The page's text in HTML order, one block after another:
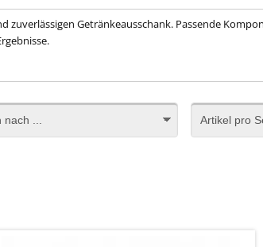
zuverlässigen Getränkeausschank. Passende